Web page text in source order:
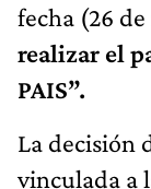
fecha (26
realizar el
PAIS”.
La decisión
vinculada a